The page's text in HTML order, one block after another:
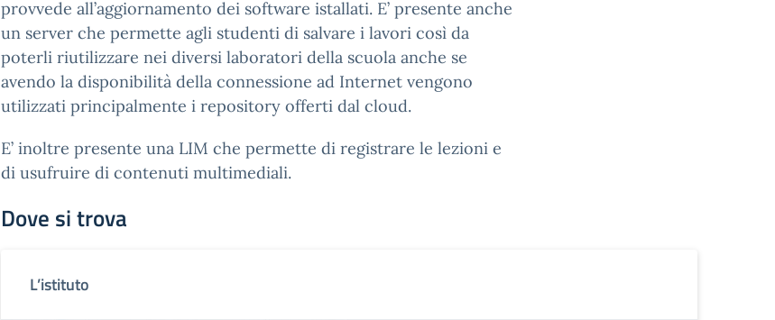
provvede all’aggiornamento dei software istallati. E’ presente anche
un server che permette agli studenti di salvare i lavori così da
poterli riutilizzare nei diversi laboratori della scuola anche se
avendo la disponibilità della connessione ad Internet vengono
utilizzati principalmente i repository offerti dal cloud.
E’ inoltre presente una LIM che permette di registrare le lezioni e
di usufruire di contenuti multimediali.
Dove si trova
L’istituto